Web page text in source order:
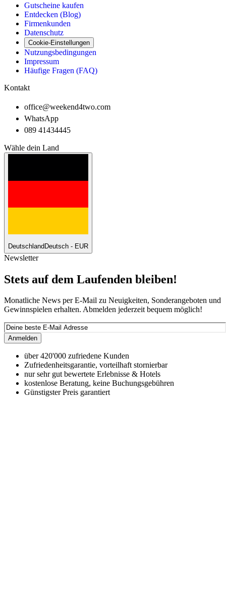
Gutscheine kaufen
Entdecken (Blog)
Firmenkunden
Datenschutz
Cookie-Einstellungen
Nutzungsbedingungen
Impressum
Häufige Fragen (FAQ)
Kontakt
office@weekend4two.com
WhatsApp
089 41434445
Wähle dein Land
DeutschlandDeutsch - EUR
Newsletter
Stets auf dem Laufenden bleiben!
Monatliche News per E-Mail zu Neuigkeiten, Sonderangeboten und
Gewinnspielen erhalten. Abmelden jederzeit bequem möglich!
Anmelden
über 420'000 zufriedene Kunden
Zufriedenheitsgarantie, vorteilhaft stornierbar
nur sehr gut bewertete Erlebnisse & Hotels
kostenlose Beratung, keine Buchungsgebühren
Günstigster Preis garantiert